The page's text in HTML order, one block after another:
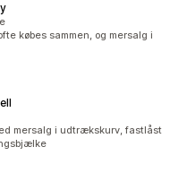
købes sammen, og mersalg i
mersalg i udtrækskurv, fastlåst